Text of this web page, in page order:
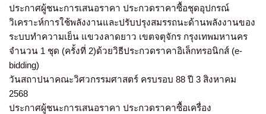
ประกาศผู้ชนะการเสนอราคา ประกวดราคาซื้อชุดอุปกรณ์
วิเคราะห์การใช้พลังงานและปรับปรุงสมรรถนะด้านพลังงานของ
ระบบทำความเย็น แขวงลาดยาว เขตจตุจักร กรุงเทพมหานคร
จำนวน 1 ชุด (ครั้งที่ 2)ด้วยวิธีประกวดราคาอิเล็กทรอนิกส์ (e-
bidding)
วันสถาปนาคณะวิศวกรรมศาสตร์ ครบรอบ 88 ปี 3 สิงหาคม
2568
ประกาศผู้ชนะการเสนอราคา ประกวดราคาซื้อเครื่อง